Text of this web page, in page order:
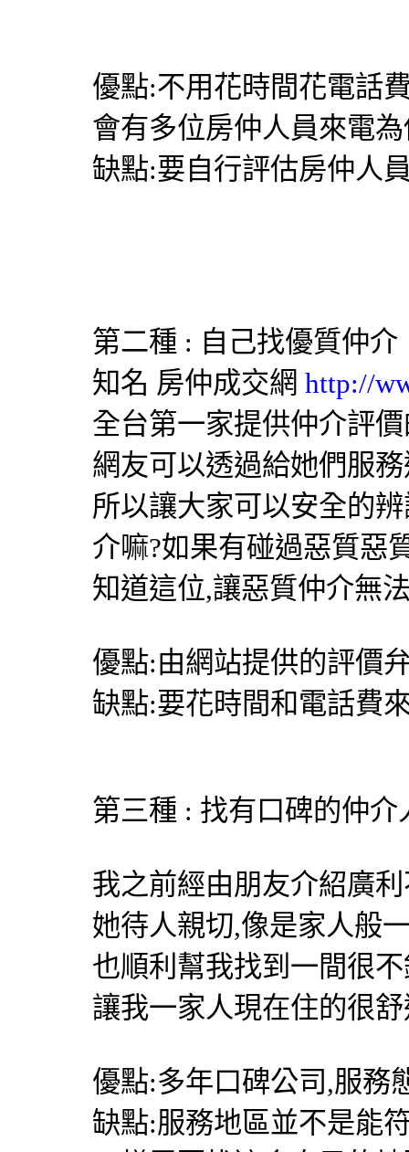
優點:不用花時間花電話
會有多位房仲人員來電
缺點:要自行評估房仲人
第二種 : 自己找優質仲介
知名 房仲成交網 http://
全台第一家提供仲介評
網友可以透過給她們服
所以讓大家可以安全的
介嘛?如果有碰過惡質惡
知道這位,讓惡質仲介無
優點:由網站提供的評價
缺點:要花時間和電話費
第三種 : 找有口碑的仲介
我之前經由朋友介紹廣
她待人親切,像是家人般
也順利幫我找到一間很
讓我一家人現在住的很
優點:多年口碑公司,服務
缺點:服務地區並不是能